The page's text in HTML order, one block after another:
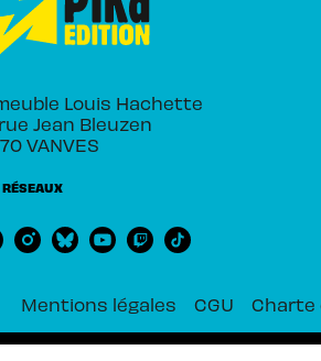
Louis Hachette
Jean Bleuzen
VANVES
Mentions légales CGU Charte